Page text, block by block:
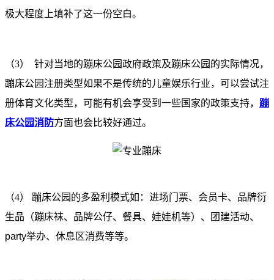
极大程度上填补了这一份空白。
（3）
针对当地的蹦床公园政府政策及蹦床公园的实际情况，
蹦床公园注册类型如果不是传统的儿童娱乐行业，可以尝试注
册体育文化类型，可能有机会享受到一些国家的政策支持， 蹦
床公园消防方面也会比较好通过。
（4）
蹦床公园的多盈利模式如：进场门票、会员卡、品牌衍
生品（蹦床袜、品牌公仔、餐具、娃娃机等）、团建活动、
party举办、休息区消费等等。